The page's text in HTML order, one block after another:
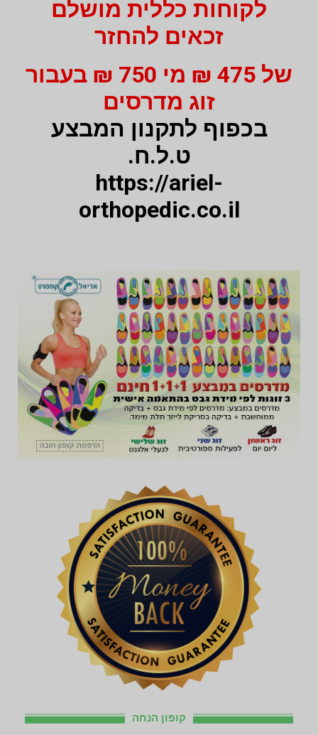
לקוחות כללית מושלם
זכאים להחזר
של 475 ₪ מי 750 ₪ בעבור
זוג מדרסים
בכפוף לתקנון המבצע
ט.ל.ח.
https://ariel-
orthopedic.co.il
קופון הנחה